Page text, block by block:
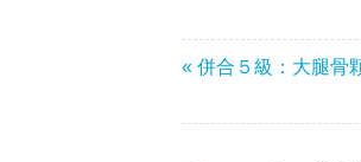
« 併合５級：大腿骨